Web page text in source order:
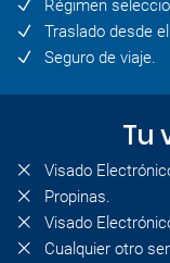
Régimen
Traslado desde
Seguro de viaje.
Tu
Visado
Propinas.
Visado
Cualquier otro